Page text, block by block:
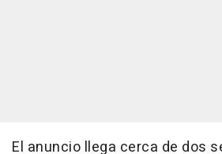
El anuncio llega cerca de dos